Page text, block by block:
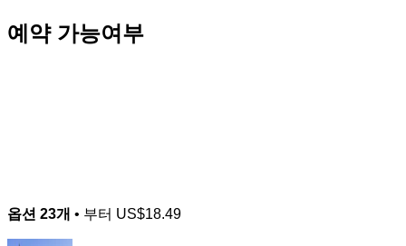
예약 가능여부
옵션 23개 • 부터 US$18.49